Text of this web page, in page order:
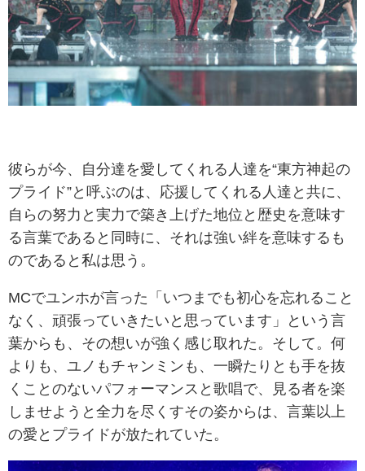
彼らが今、自分達を愛してくれる人達を“東方神起の
プライド”と呼ぶのは、応援してくれる人達と共に、
自らの努力と実力で築き上げた地位と歴史を意味す
る言葉であると同時に、それは強い絆を意味するも
のであると私は思う。
MCでユンホが言った「いつまでも初心を忘れること
なく、頑張っていきたいと思っています」という言
葉からも、その想いが強く感じ取れた。そして。何
よりも、ユノもチャンミンも、一瞬たりとも手を抜
くことのないパフォーマンスと歌唱で、見る者を楽
しませようと全力を尽くすその姿からは、言葉以上
の愛とプライドが放たれていた。